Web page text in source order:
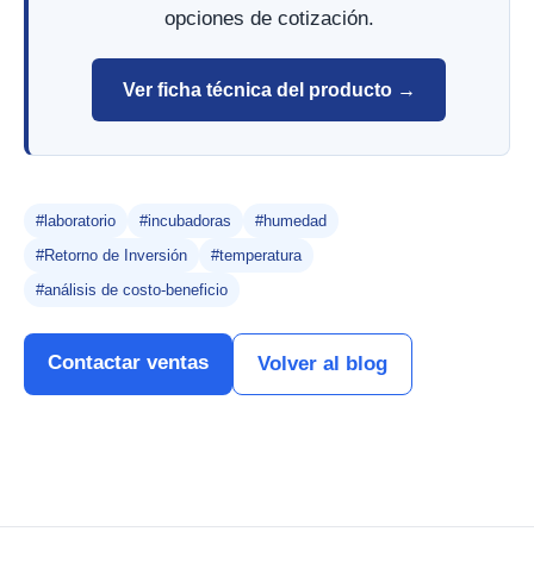
opciones de cotización.
Ver ficha técnica del producto →
#laboratorio #incubadoras
#humedad
#Retorno de Inversión
#temperatura
#análisis de costo-beneficio
Contactar ventas Volver al blog